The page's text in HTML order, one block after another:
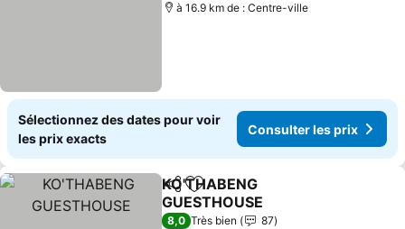
à 16.9 km de : Centre-ville
Sélectionnez des dates pour voir
les prix exacts
Consulter les prix
PartagerAjouter à mes favoris
KO'THABENG
GUESTHOUSE
8,0 Très bien
87